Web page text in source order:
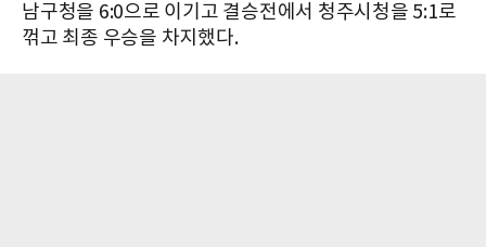
남구청을 6:0으로 이기고 결승전에서 청주시청을 5:1로
꺾고 최종 우승을 차지했다.